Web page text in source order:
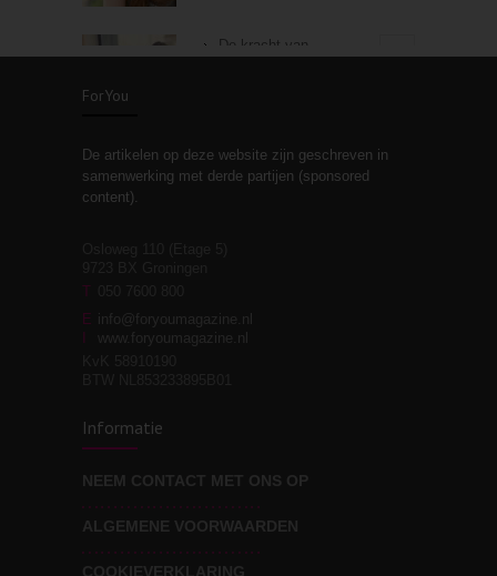
De kracht van
Stiefouderschap en
relaties
moeite!
Wat voor leider wil jij
zijn?
ForYou
De artikelen op deze website zijn geschreven in
samenwerking met derde partijen (sponsored
content).
T
E info@foryoumagazine.nl
www.foryoumagazine.nl
Informatie
NEEM CONTACT MET ONS OP
ALGEMENE VOORWAARDEN
COOKIEVERKLARING